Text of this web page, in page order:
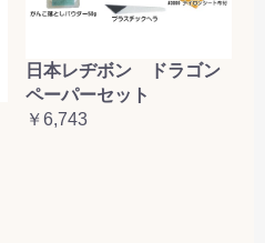
日本レヂボン ドラゴン
ペーパーセット
￥6,743